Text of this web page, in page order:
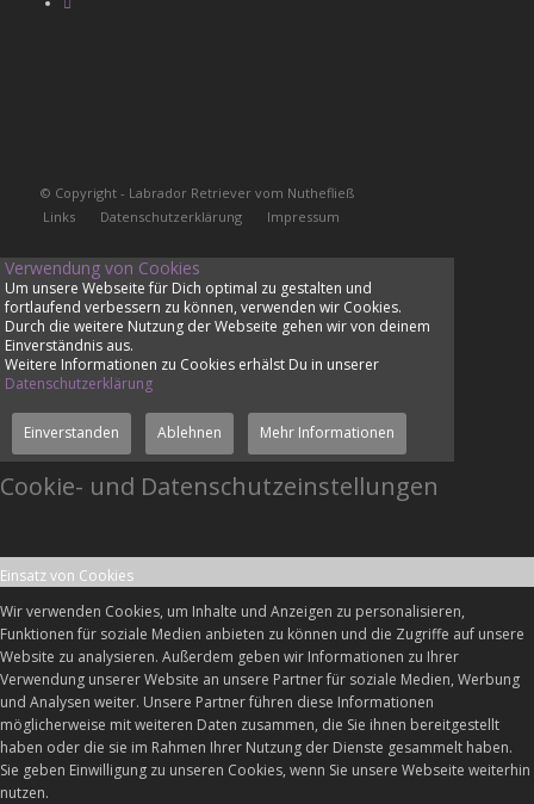
© Copyright - Labrador Retriever vom Nuthefließ
Links
Datenschutzerklärung Impressum
Verwendung von Cookies
Um unsere Webseite für Dich optimal zu gestalten und
fortlaufend verbessern zu können, verwenden wir Cookies.
Durch die weitere Nutzung der Webseite gehen wir von deinem
Einverständnis aus.
Weitere Informationen zu Cookies erhälst Du in unserer
Datenschutzerklärung
Einverstanden Ablehnen Mehr Informationen
Cookie- und Datenschutzeinstellungen
Einsatz von Cookies
Wir verwenden Cookies, um Inhalte und Anzeigen zu personalisieren,
Funktionen für soziale Medien anbieten zu können und die Zugriffe auf unsere
Website zu analysieren. Außerdem geben wir Informationen zu Ihrer
Verwendung unserer Website an unsere Partner für soziale Medien, Werbung
und Analysen weiter. Unsere Partner führen diese Informationen
möglicherweise mit weiteren Daten zusammen, die Sie ihnen bereitgestellt
haben oder die sie im Rahmen Ihrer Nutzung der Dienste gesammelt haben.
Sie geben Einwilligung zu unseren Cookies, wenn Sie unsere Webseite weiterhin
nutzen.